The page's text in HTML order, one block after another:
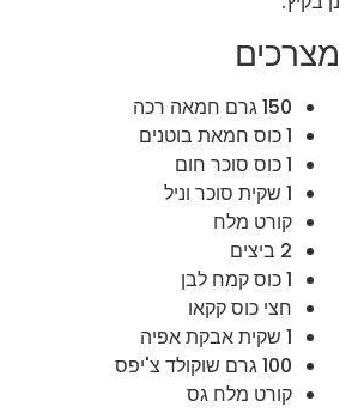
מצרכים
150 גרם חמאה רכה
1 כוס חמאת בוטנים
1 כוס סוכר חום
1 שקית סוכר וניל
קורט מלח
2 ביצים
1 כוס קמח לבן
חצי כוס קקאו
1 שקית אבקת אפיה
100 גרם שוקולד צ'יפס
קורט מלח גס